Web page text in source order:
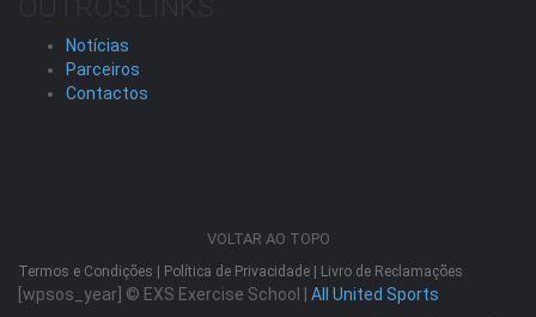
Notícias
Parceiros
Contactos
VOLTAR AO TOPO
Termos e Condições Política de Privacidade Livro de Reclamações
[wpsos_year] © EXS Exercise School | All United Sports